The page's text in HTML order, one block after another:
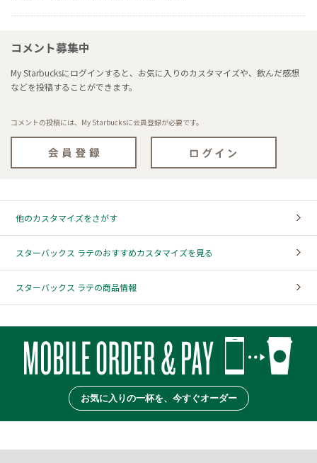
コメント募集中
My Starbucksにログインすると、お気に入りのカスタマイズや、飲んだ感想
などを投稿することができます。
コメントの投稿には、My Starbucksに会員登録が必要です。
他のカスタマイズをさがす
スターバックス ラテのおすすめカスタマイズを見る
スターバックス ラテの商品情報
お気に入りの一杯を、今すぐオーダー